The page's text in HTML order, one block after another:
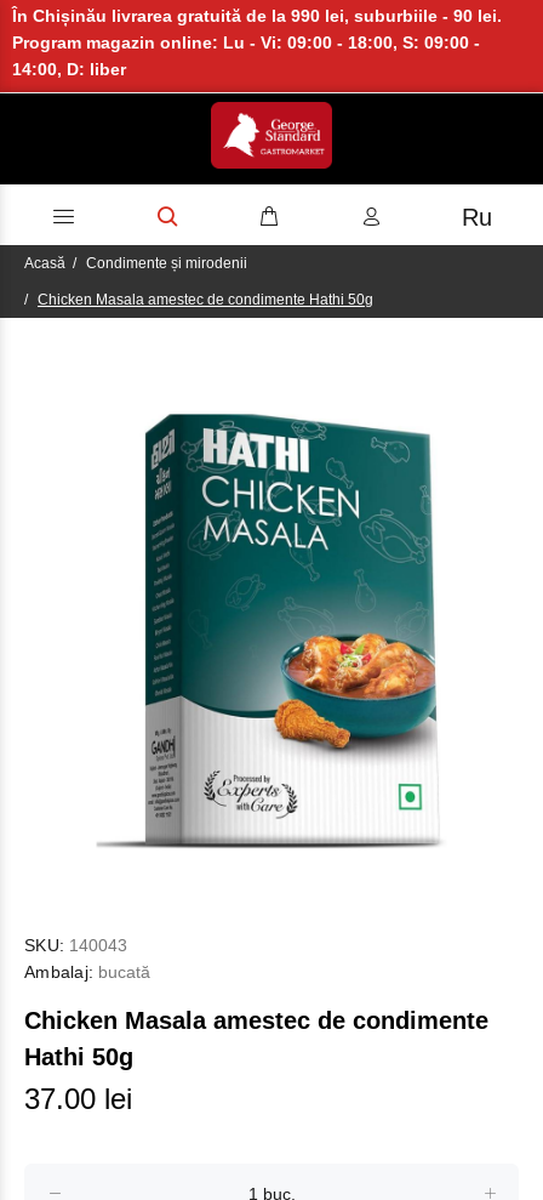
În Chișinău livrarea gratuită de la 990 lei, suburbiile - 90 lei.
Program magazin online: Lu - Vi: 09:00 - 18:00, S: 09:00 -
14:00, D: liber
Ru
Acasă Condimente și mirodenii
Chicken Masala amestec de condimente Hathi 50g
SKU: 140043
Ambalaj: bucată
Chicken Masala amestec de condimente
Hathi 50g
37.00 lei